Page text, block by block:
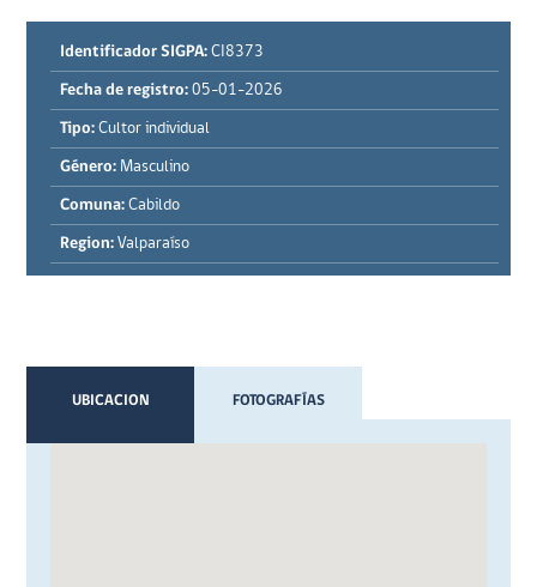
Identificador SIGPA: CI8373
Fecha de registro: 05-01-2026
Tipo: Cultor individual
Género: Masculino
Comuna: Cabildo
Region: Valparaíso
UBICACION FOTOGRAFÍAS